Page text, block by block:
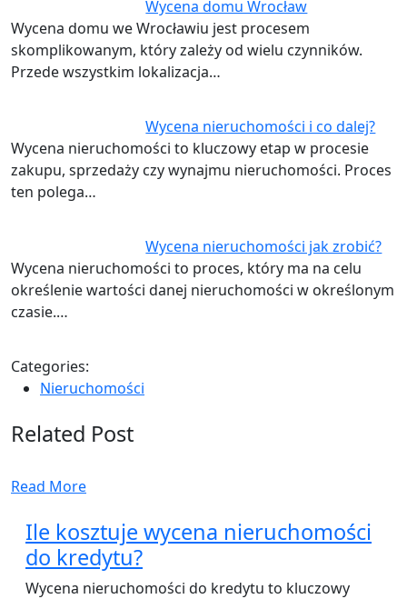
Wycena domu Wrocław
Wycena domu we Wrocławiu jest procesem
skomplikowanym, który zależy od wielu czynników.
Przede wszystkim lokalizacja…
Wycena nieruchomości i co dalej?
Wycena nieruchomości to kluczowy etap w procesie
zakupu, sprzedaży czy wynajmu nieruchomości. Proces
ten polega…
Wycena nieruchomości jak zrobić?
Wycena nieruchomości to proces, który ma na celu
określenie wartości danej nieruchomości w określonym
czasie.…
Categories:
Nieruchomości
Related Post
Read More
Ile kosztuje wycena nieruchomości
do kredytu?
Wycena nieruchomości do kredytu to kluczowy